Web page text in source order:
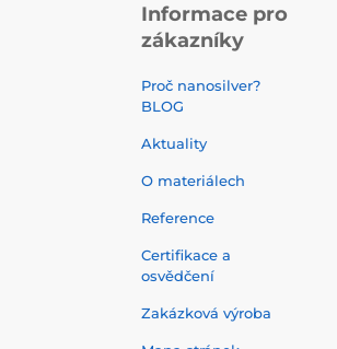
Informace pro
zákazníky
Proč nanosilver?
BLOG
Aktuality
O materiálech
Reference
Certifikace a
osvědčení
Zakázková výroba